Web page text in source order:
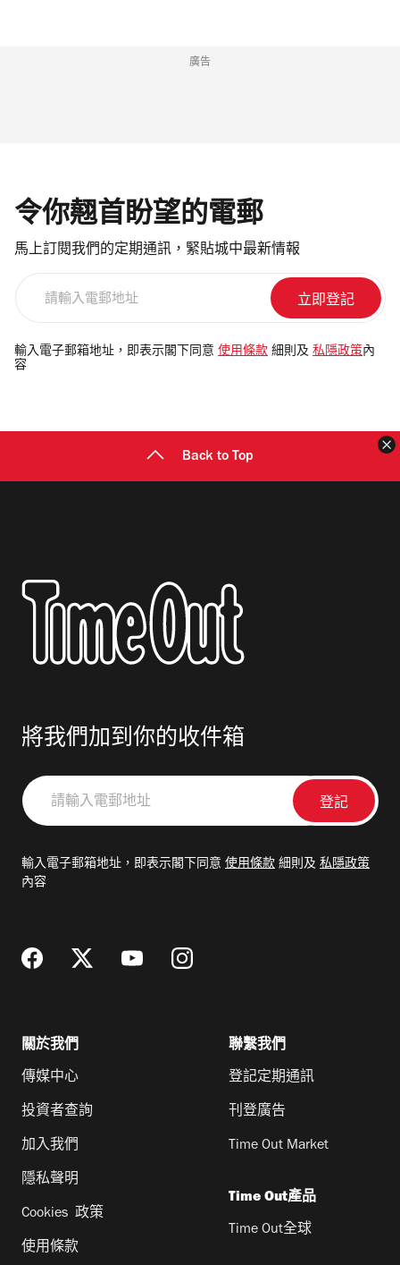
廣告
令你翹首盼望的電郵
馬上訂閱我們的定期通訊，緊貼城中最新情報
電
郵
輸入電子郵箱地址，即表示閣下同意 使用條款 細則及 私隱政策 內
容
Back to Top
將我們加到你的收件箱
請
輸
郵
輸入電子郵箱地址，即表示閣下同意 使用條款 細則及 私隱政策
內容
關於我們
傳媒中心
投資者查詢
加入我們
隱私聲明
Cookies 政策
使用條款
聯繫我們
登記定期通訊
刊登廣告
Time Out Market
Time Out產品
Time Out全球